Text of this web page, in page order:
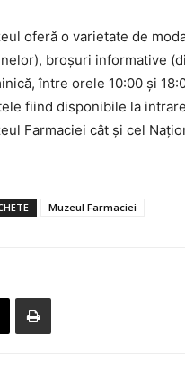
oferă o varietate de
broșuri informative
între orele 10:00 și
fiind disponibile la
Farmaciei cât și cel
Muzeul Farmaciei